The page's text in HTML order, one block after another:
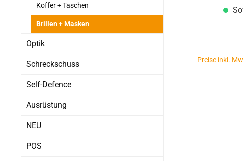
Koffer + Taschen
Brillen + Masken
Optik
Schreckschuss
Self-Defence
Ausrüstung
NEU
POS
Preise inkl.